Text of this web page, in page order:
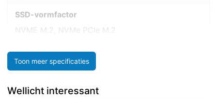
SSD-vormfactor
NVME M.2, NVMe PCIe M.2
Toon meer specificaties
Wellicht interessant